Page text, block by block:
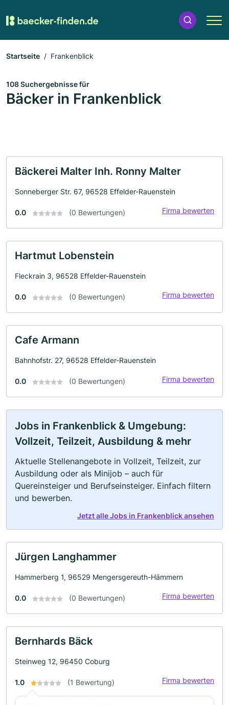
Startseite Frankenblick
108 Suchergebnisse für
Bäcker in Frankenblick
Bäckerei Malter Inh. Ronny Malter
Sonneberger Str. 67, 96528 Effelder-Rauenstein
0.0 (0 Bewertungen) Firma bewerten
Hartmut Lobenstein
Fleckrain 3, 96528 Effelder-Rauenstein
0.0 (0 Bewertungen) Firma bewerten
Cafe Armann
Bahnhofstr. 27, 96528 Effelder-Rauenstein
0.0 (0 Bewertungen) Firma bewerten
Jobs in Frankenblick & Umgebung:
Vollzeit, Teilzeit, Ausbildung & mehr
Aktuelle Stellenangebote in Vollzeit, Teilzeit, zur
Ausbildung oder als Minijob – auch für
Quereinsteiger und Berufseinsteiger. Einfach filtern
und bewerben.
Jetzt alle Jobs in Frankenblick ansehen
Jürgen Langhammer
Hammerberg 1, 96529 Mengersgereuth-Hämmern
0.0 (0 Bewertungen) Firma bewerten
Bernhards Bäck
Steinweg 12, 96450 Coburg
1.0 (1 Bewertung) Firma bewerten